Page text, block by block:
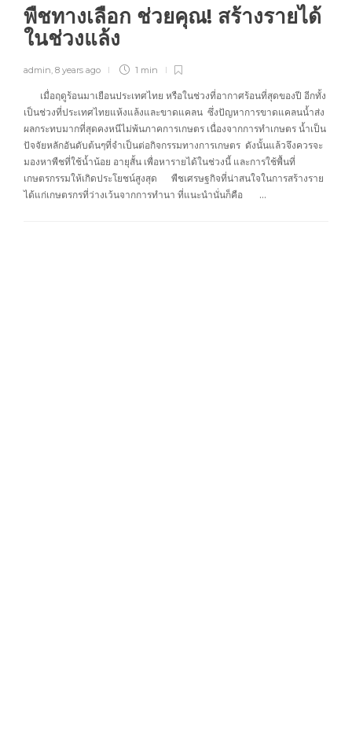
พืชทางเลือก ช่วยคุณ! สร้างรายได้
ในช่วงแล้ง
admin, 8 years ago 1 min
เมื่อฤดูร้อนมาเยือนประเทศไทย หรือในช่วงที่อากาศร้อนที่สุดของปี อีกทั้ง
เป็นช่วงที่ประเทศไทยแห้งแล้งและขาดแคลน ซึ่งปัญหาการขาดแคลนน้ำส่ง
ผลกระทบมากที่สุดคงหนีไม่พ้นภาคการเกษตร เนื่องจากการทำเกษตร น้ำเป็น
ปัจจัยหลักอันดับต้นๆที่จำเป็นต่อกิจกรรมทางการเกษตร ดังนั้นแล้วจึงควรจะ
มองหาพืชที่ใช้น้ำน้อย อายุสั้น เพื่อหารายได้ในช่วงนี้ และการใช้พื้นที่
เกษตรกรรมให้เกิดประโยชน์สูงสุด พืชเศรษฐกิจที่น่าสนใจในการสร้างราย
ได้แก่เกษตรกรที่ว่างเว้นจากการทำนา ที่แนะนำนั่นก็คือ …